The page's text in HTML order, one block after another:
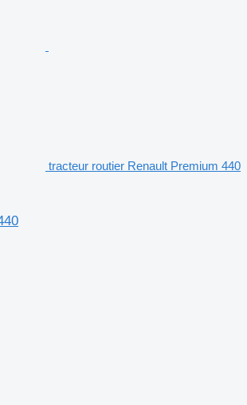
tracteur routier Renault Premium 440